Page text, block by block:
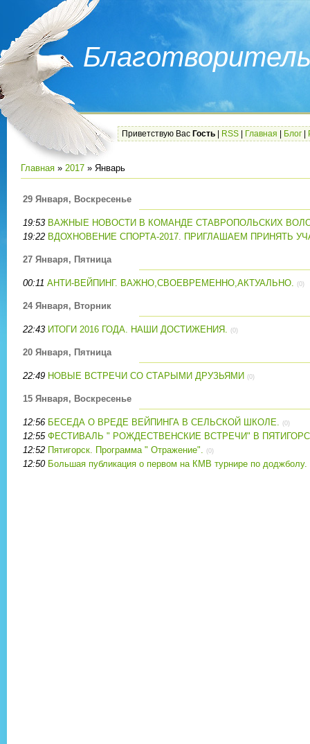
Приветствую Вас Гость RSS Главная Блог
Главная » 2017 » Январь
29 Января, Воскресенье
19:53 ВАЖНЫЕ НОВОСТИ В КОМАНДЕ СТАВРОПОЛЬСКИХ
19:22 ВДОХНОВЕНИЕ СПОРТА-2017. ПРИГЛАШАЕМ ПРИНЯТЬ
27 Января, Пятница
00:11 АНТИ-ВЕЙПИНГ. ВАЖНО,СВОЕВРЕМЕННО,АКТУАЛЬНО. (0)
24 Января, Вторник
22:43 ИТОГИ 2016 ГОДА. НАШИ ДОСТИЖЕНИЯ. (0)
20 Января, Пятница
22:49 НОВЫЕ ВСТРЕЧИ СО СТАРЫМИ ДРУЗЬЯМИ (0)
15 Января, Воскресенье
12:56 БЕСЕДА О ВРЕДЕ ВЕЙПИНГА В СЕЛЬСКОЙ ШКОЛЕ. (0)
12:55 ФЕСТИВАЛЬ " РОЖДЕСТВЕНСКИЕ ВСТРЕЧИ" В
12:52 Пятигорск. Программа " Отражение". (0)
12:50 Большая публикация о первом на КМВ турнире по доджболу.